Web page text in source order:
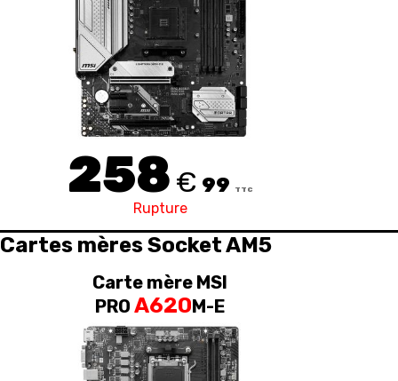
258 € 99 TTC
Rupture
Cartes mères Socket AM5
Carte mère MSI
PRO A620M-E